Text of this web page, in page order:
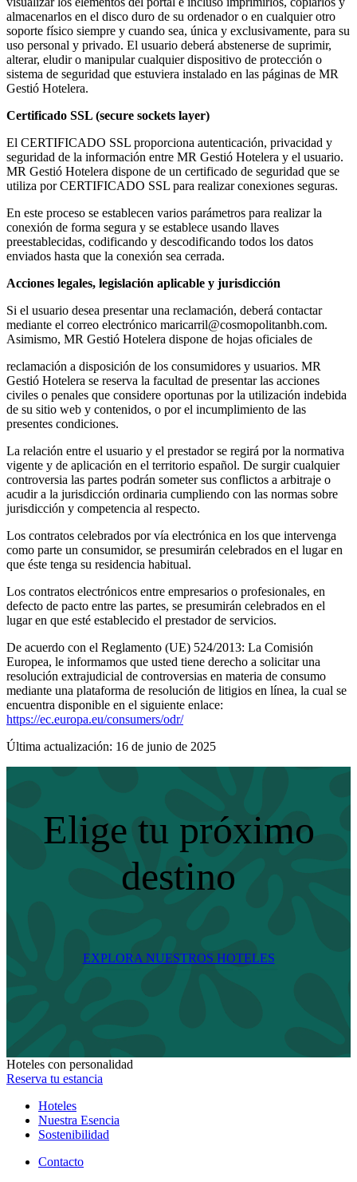
almacenarlos en el disco duro de su ordenador o en cualquier otro
soporte físico siempre y cuando sea, única y exclusivamente, para su
uso personal y privado. El usuario deberá abstenerse de suprimir,
alterar, eludir o manipular cualquier dispositivo de protección o
sistema de seguridad que estuviera instalado en las páginas de MR
Gestió Hotelera.
Certificado SSL (secure sockets layer)
El CERTIFICADO SSL proporciona autenticación, privacidad y
seguridad de la información entre MR Gestió Hotelera y el usuario.
MR Gestió Hotelera dispone de un certificado de seguridad que se
utiliza por CERTIFICADO SSL para realizar conexiones seguras.
En este proceso se establecen varios parámetros para realizar la
conexión de forma segura y se establece usando llaves
preestablecidas, codificando y descodificando todos los datos
enviados hasta que la conexión sea cerrada.
Acciones legales, legislación aplicable y jurisdicción
Si el usuario desea presentar una reclamación, deberá contactar
mediante el correo electrónico maricarril@cosmopolitanbh.com.
Asimismo, MR Gestió Hotelera dispone de hojas oficiales de
reclamación a disposición de los consumidores y usuarios. MR
Gestió Hotelera se reserva la facultad de presentar las acciones
civiles o penales que considere oportunas por la utilización indebida
de su sitio web y contenidos, o por el incumplimiento de las
presentes condiciones.
La relación entre el usuario y el prestador se regirá por la normativa
vigente y de aplicación en el territorio español. De surgir cualquier
controversia las partes podrán someter sus conflictos a arbitraje o
acudir a la jurisdicción ordinaria cumpliendo con las normas sobre
jurisdicción y competencia al respecto.
Los contratos celebrados por vía electrónica en los que intervenga
como parte un consumidor, se presumirán celebrados en el lugar en
que éste tenga su residencia habitual.
Los contratos electrónicos entre empresarios o profesionales, en
defecto de pacto entre las partes, se presumirán celebrados en el
lugar en que esté establecido el prestador de servicios.
De acuerdo con el Reglamento (UE) 524/2013: La Comisión
Europea, le informamos que usted tiene derecho a solicitar una
resolución extrajudicial de controversias en materia de consumo
mediante una plataforma de resolución de litigios en línea, la cual se
encuentra disponible en el siguiente enlace:
https://ec.europa.eu/consumers/odr/
Última actualización: 16 de junio de 2025
Elige tu próximo
destino
EXPLORA NUESTROS HOTELES
Hoteles con personalidad
Reserva tu estancia
Hoteles
Nuestra Esencia
Sostenibilidad
Contacto